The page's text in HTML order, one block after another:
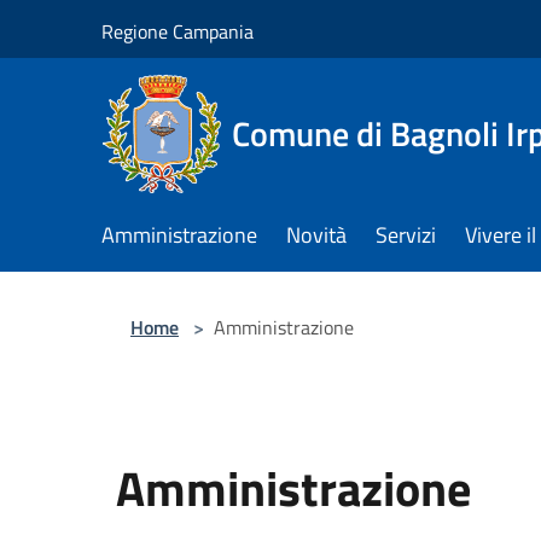
Regione Campania
Comune di Bagnoli
Amministrazione Novità Servizi Vivere
Home > Amministrazione
Amministrazione